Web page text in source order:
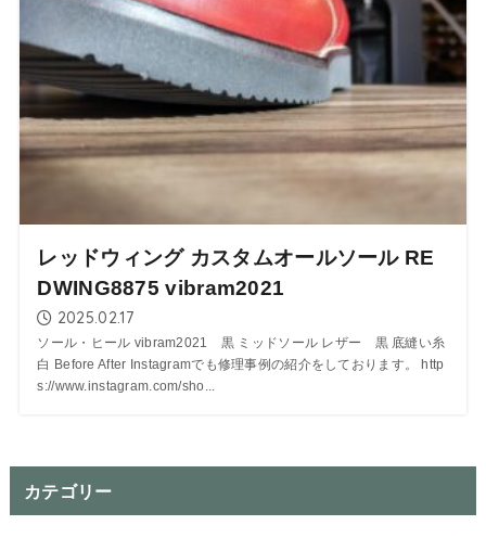
レッドウィング カスタムオールソール RE
DWING8875 vibram2021
2025.02.17
ソール・ヒール vibram2021 黒 ミッドソール レザー 黒 底縫い糸
白 Before After Instagramでも修理事例の紹介をしております。 http
s://www.instagram.com/sho...
カテゴリー